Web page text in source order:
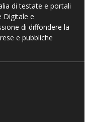
di testate e portali
Digitale e
di diffondere la
e pubbliche